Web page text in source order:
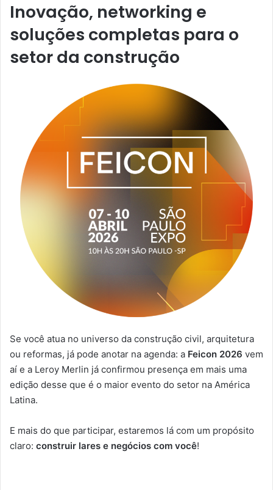
Inovação, networking e
soluções completas para o
setor da construção
Se você atua no universo da construção civil, arquitetura
ou reformas, já pode anotar na agenda: a Feicon 2026 vem
aí e a Leroy Merlin já confirmou presença em mais uma
edição desse que é o maior evento do setor na América
Latina.
E mais do que participar, estaremos lá com um propósito
claro: construir lares e negócios com você!